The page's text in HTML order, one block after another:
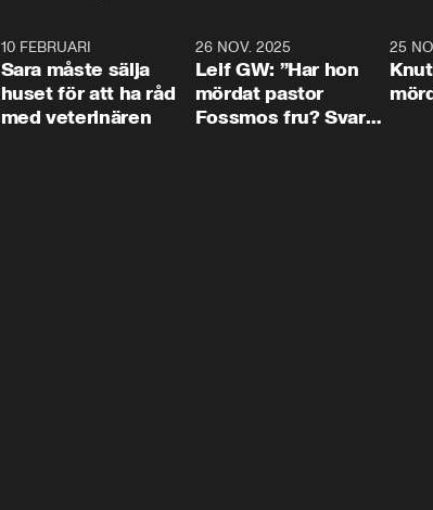
10 FEBRUARI
Sara måste sälja
huset för att ha råd
med veterinären
26 NOV. 2025
Leif GW: ”Har hon
mördat pastor
Fossmos fru? Svar
25